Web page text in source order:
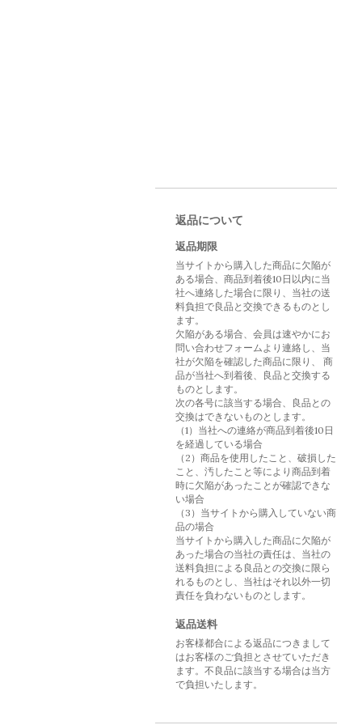
返品について
返品期限
当サイトから購入した商品に欠陥が
ある場合、商品到着後10日以内に当
社へ連絡した場合に限り、当社の送
料負担で良品と交換できるものとし
ます。
欠陥がある場合、会員は速やかにお
問い合わせフォームより連絡し、当
社が欠陥を確認した商品に限り、 商
品が当社へ到着後、良品と交換する
ものとします。
次の各号に該当する場合、良品との
交換はできないものとします。
（1）当社への連絡が商品到着後10日
を経過している場合
（2）商品を使用したこと、破損した
こと、汚したこと等により商品到着
時に欠陥があったことが確認できな
い場合
（3）当サイトから購入していない商
品の場合
当サイトから購入した商品に欠陥が
あった場合の当社の責任は、当社の
送料負担による良品との交換に限ら
れるものとし、当社はそれ以外一切
責任を負わないものとします。
返品送料
お客様都合による返品につきまして
はお客様のご負担とさせていただき
ます。不良品に該当する場合は当方
で負担いたします。